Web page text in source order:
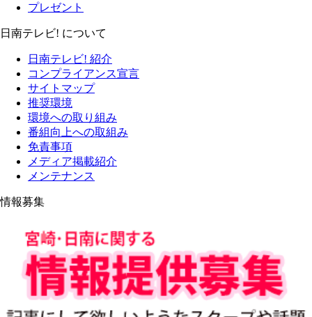
プレゼント
日南テレビ! について
日南テレビ! 紹介
コンプライアンス宣言
サイトマップ
推奨環境
環境への取り組み
番組向上への取組み
免責事項
メディア掲載紹介
メンテナンス
情報募集